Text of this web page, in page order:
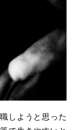
しようと思った